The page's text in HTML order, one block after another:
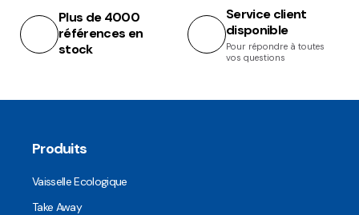
Plus de 4000
références en
stock
Service client
disponible
Pour répondre à toutes
vos questions
Produits
Vaisselle Ecologique
Take Away